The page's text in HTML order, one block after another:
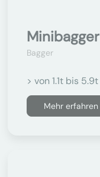
Minibagger
Bagger
> von 1.1t bis 5.9t
Mehr erfahren